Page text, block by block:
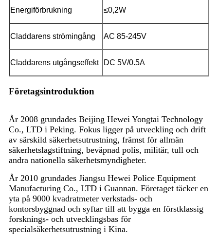
Energiförbrukning ≤0,2W
C laddarens strömingång AC 85-245V
C laddarens utgångseffekt DC 5V/0.5A
Företagsintroduktion
År 2008 grundades Beijing Hewei Yongtai Technology
Co., LTD i Peking. Fokus ligger på utveckling och drift
av särskild säkerhetsutrustning, främst för allmän
säkerhetslagstiftning, beväpnad polis, militär, tull och
andra nationella säkerhetsmyndigheter.
År 2010 grundades Jiangsu Hewei Police Equipment
Manufacturing Co., LTD i Guannan. Företaget täcker en
yta på 9000 kvadratmeter verkstads- och
kontorsbyggnad och syftar till att bygga en förstklassig
forsknings- och utvecklingsbas för
specialsäkerhetsutrustning i Kina.